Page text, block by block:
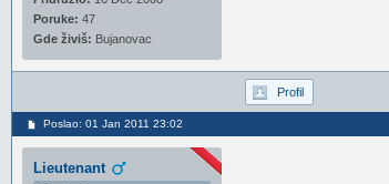
Poruke: 47
Gde živiš: Bujanovac
Profil
Poslao: 01 Jan 2011 23:02
Lieutenant